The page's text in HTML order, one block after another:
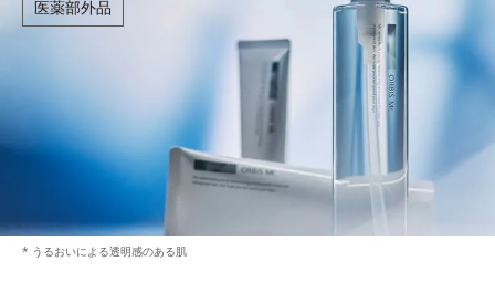
医薬部外品
* うるおいによる透明感のある肌